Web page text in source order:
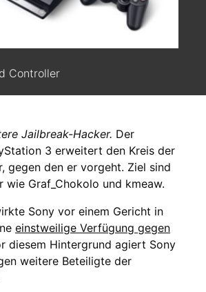
Controller
Jailbreak-Hacker. Der
3 erweitert den Kreis der
gegen den er vorgeht. Ziel sind
wie Graf_Chokolo und kmeaw.
Sony vor einem Gericht in
einstweilige Verfügung gegen
diesem Hintergrund agiert Sony
weitere Beteiligte der